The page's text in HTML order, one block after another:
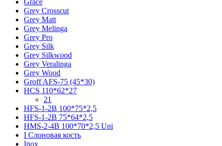
Grace
Grey Crosscut
Grey Matt
Grey Melinga
Grey Pro
Grey Silk
Grey Silkwood
Grey Veralinga
Grey Wood
Groff AFS-75 (45*30)
HCS 110*62*27
21
HFS-1-2B 100*75*2,5
HFS-1-2B 75*64*2,5
HMS-2-4B 100*70*2,5 Uni
I Слоновая кость
Inox